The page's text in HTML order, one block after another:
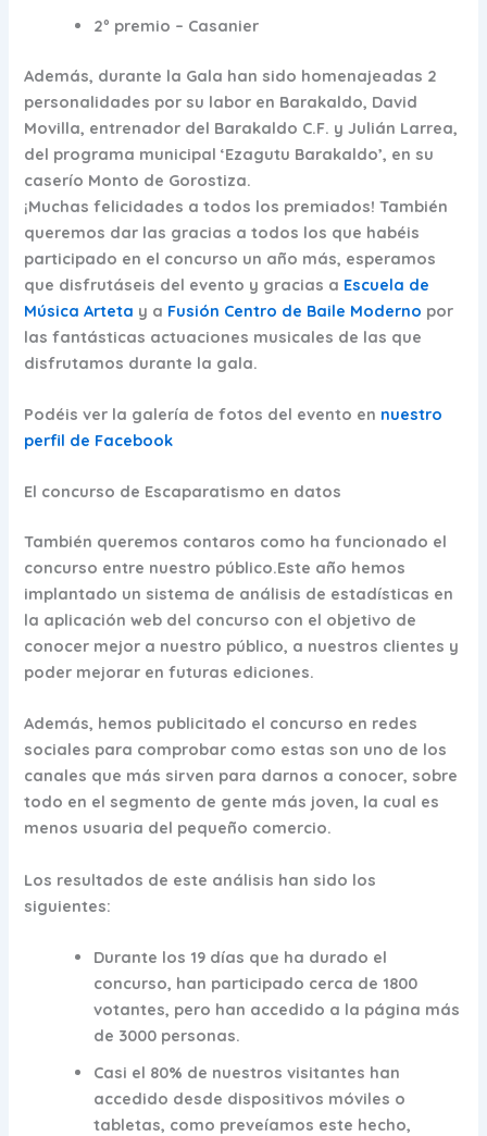
2º premio – Casanier
Además, durante la Gala han sido homenajeadas 2
personalidades por su labor en Barakaldo, David
Movilla, entrenador del Barakaldo C.F. yJulián Larrea,
del programa municipal ‘Ezagutu Barakaldo’, en su
caserío Monto de Gorostiza.
¡Muchas felicidades a todos los premiados! También
queremos dar las gracias a todos los que habéis
participado en el concurso un año más, esperamos
que disfrutáseis del evento y gracias a Escuela de
Música Arteta y a Fusión Centro de Baile Moderno por
las fantásticas actuaciones musicales de las que
disfrutamos durante la gala.
Podéis ver la galería de fotos del evento en nuestro
perfil de Facebook
El concurso de Escaparatismo en datos
También queremos contaros como ha funcionado el
concurso entre nuestro público.Este año hemos
implantado un sistema de análisis de estadísticas en
la aplicación web del concurso con el objetivo de
conocer mejor a nuestro público, a nuestros clientes y
poder mejorar en futuras ediciones.
Además, hemos publicitado el concurso en redes
sociales para comprobar como estas son uno de los
canales que más sirven para darnos a conocer, sobre
todo en el segmento de gente más joven, la cual es
menos usuaria del pequeño comercio.
Los resultados de este análisis han sido los
siguientes:
Durante los 19 días que ha durado el
concurso, han participado cerca de 1800
votantes, pero han accedido a la página más
de 3000 personas.
Casi el 80% de nuestros visitantes han
accedido desde dispositivos móviles o
tabletas, como preveíamos este hecho,